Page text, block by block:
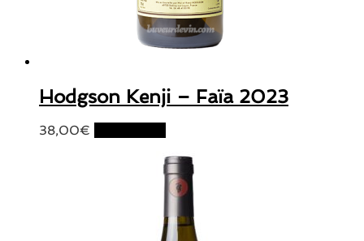
Hodgson Kenji – Faïa 2023
38,00€